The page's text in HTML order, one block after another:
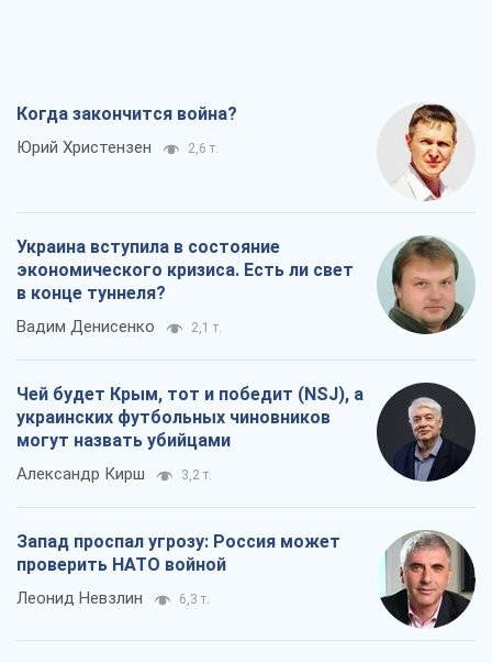
Когда закончится война?
Юрий Христензен 2,6 т.
Украина вступила в состояние
экономического кризиса. Есть ли свет
в конце туннеля?
Вадим Денисенко 2,1 т.
Чей будет Крым, тот и победит (NSJ), а
украинских футбольных чиновников
могут назвать убийцами
Александр Кирш 3,2 т.
Запад проспал угрозу: Россия может
проверить НАТО войной
Леонид Невзлин 6,3 т.